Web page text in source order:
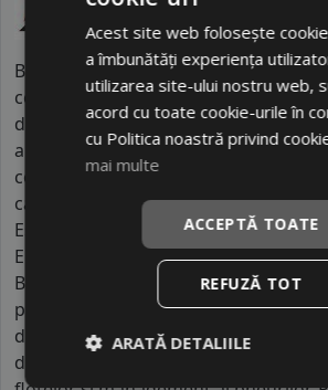
Bridgestone, fondată în 1931 de
cel mai mare producător japonez de
dintre liderii globali ai industriei. Cu
angajați în 24 de țări și aproximativ
compania produce anvelope pentru
camioane, avioane, vehicule agricole
Este renumită pentru tehnologiile
ENLITEN™ — care reduce greutatea
Blizzak pentru performanță pe gheață
permite rularea chiar și după o pană.
diferențiază prin investiția masivă în
digitalizare, oferind soluții
Acest site web folosește
a îmbunătăți experiența
utilizarea site-ului nostru web,
acord cu toate cookie-urile în
cu Politica noastră privind
mai multe
ACCEPTĂ TOATE
REFUZĂ TOT
ARATĂ DETALIILE